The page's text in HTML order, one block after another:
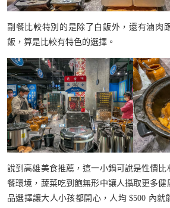
副餐比較特別的是除了白飯外，還有滷肉
飯，算是比較有特色的選擇。
說到高雄美食推薦，這一小鍋可說是性價比
餐環境，蔬菜吃到飽無形中讓人攝取更多
品選擇讓大人小孩都開心，人均 $500 內就